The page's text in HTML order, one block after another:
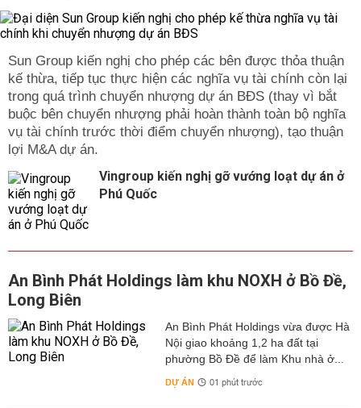
Sun Group kiến nghị cho phép các bên được thỏa thuận
kế thừa, tiếp tục thực hiện các nghĩa vụ tài chính còn lại
trong quá trình chuyển nhượng dự án BĐS (thay vì bắt
buộc bên chuyển nhượng phải hoàn thành toàn bộ nghĩa
vụ tài chính trước thời điểm chuyển nhượng), tạo thuận
lợi M&A dự án.
Vingroup kiến nghị gỡ vướng loạt dự án ở
Phú Quốc
An Bình Phát Holdings làm khu NOXH ở Bồ Đề,
Long Biên
An Bình Phát Holdings vừa được Hà
Nội giao khoảng 1,2 ha đất tại
phường Bồ Đề để làm Khu nhà ở...
DỰ ÁN 01 phút trước